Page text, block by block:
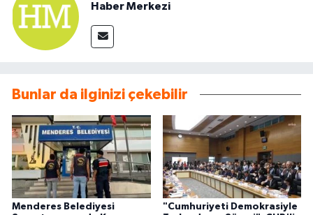
Haber Merkezi
Bunlar da ilginizi çekebilir
Menderes Belediyesi
"Cumhuriyeti Demokrasiyle